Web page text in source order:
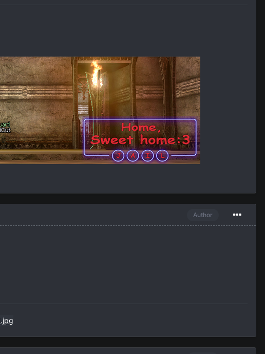
Author